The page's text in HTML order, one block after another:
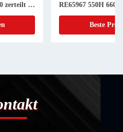
zerteilt 11
RE65967 550H 6603
Powerthch Turbo
Beste